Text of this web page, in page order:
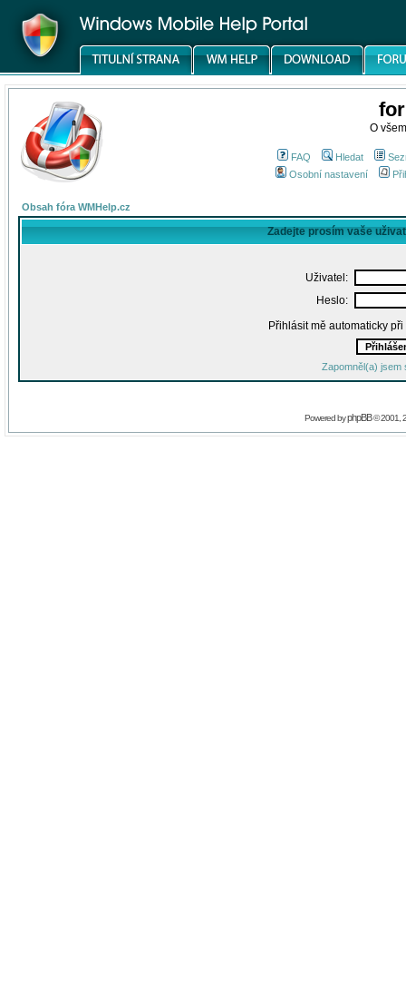
O
FAQ Hledat
Osobní nastavení
Obsah fóra WMHelp.cz
Zadejte prosím vaše
Uživatel:
Heslo:
Přihlásit mě automaticky
Zapomněl(a) jsem
Powered byphpBB© 2001,